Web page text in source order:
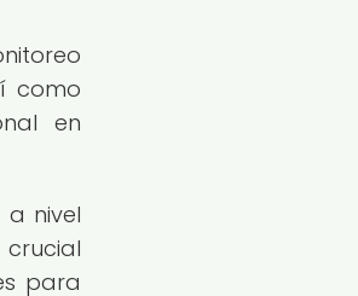
como
en
nivel
para